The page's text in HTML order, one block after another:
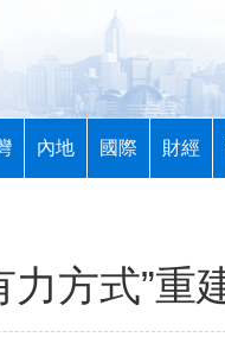
內地 國際 財經
力方式”重